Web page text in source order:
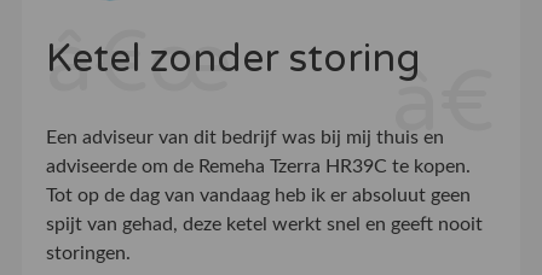
Ketel zonder storing
Een adviseur van dit bedrijf was bij mij thuis en
adviseerde om de Remeha Tzerra HR39C te kopen.
Tot op de dag van vandaag heb ik er absoluut geen
spijt van gehad, deze ketel werkt snel en geeft nooit
storingen.